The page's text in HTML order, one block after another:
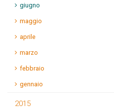
giugno
maggio
aprile
marzo
febbraio
gennaio
2015